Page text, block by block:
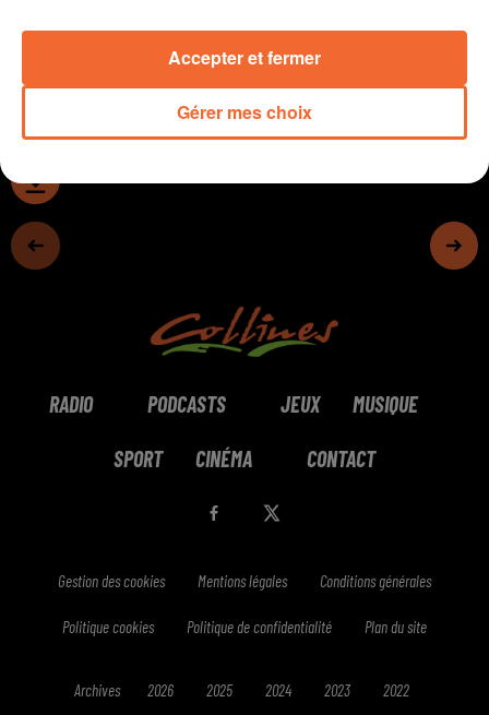
RADIO PODCASTS JEUX MUSIQUE
SPORT CINÉMA CONTACT
Gestion des cookies Mentions légales Conditions générales
Politique cookies Politique de confidentialité Plan du site
Archives 2026 2025 2024 2023 2022
Gérer mes choix
Accepter et fermer